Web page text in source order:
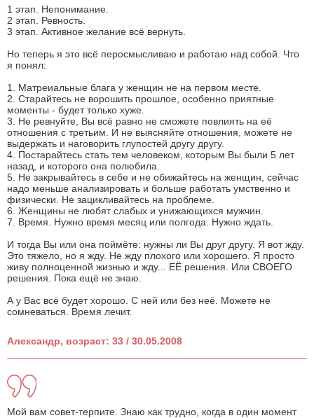
1 этап. Непонимание.
2 этап. Ревность.
3 этап. Активное желание всё вернуть.
Но теперь я это всё перосмысливаю и работаю над собой. Что
я понял:
1. Матреиальные блага у женщин не на первом месте.
2. Старайтесь не ворошить прошлое, особенно приятные
моменты - будет только хуже.
3. Не ревнуйте, Вы всё равно не сможете повлиять на её
отношения с третьим. И не выясняйте отношения, можете не
выдержать и наговорить глупостей другу другу.
4. Постарайтесь стать тем человеком, которым Вы были 5 лет
назад, и которого она полюбила.
5. Не закрывайтесь в себе и не обижайтесь на женщин, сейчас
надо меньше анализировать и больше работать умственно и
физически. Не зацикливайтесь на проблеме.
6. Женщины не любят слабых и унижающихся мужчин.
7. Время. Нужно время месяц или полгода. Нужно ждать.
И тогда Вы или она поймёте: нужны ли Вы друг другу. Я вот жду.
Это тяжело, но я жду. Не жду плохого или хорошего. Я просто
живу полноценной жизнью и жду... ЕЁ решения. Или СВОЕГО
решения. Пока ещё не знаю.
А у Вас всё будет хорошо. С ней или без неё. Можете не
сомневаться. Время лечит.
Александр, возраст: 33 / 30.05.2008
Мой вам совет-терпите. Знаю как трудно, когда в один момент